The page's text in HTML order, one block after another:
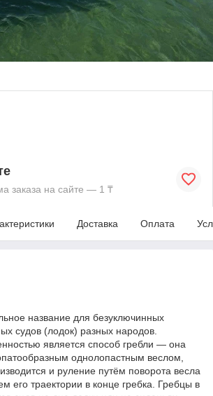
заказа на сайте — 1 ₸
Доставка Оплата
название для безуключинных
судов (лодок) разных народов.
является способ гребли — она
однолопастным веслом,
и руление путём поворота весла
его траектории в конце гребка. Гребцы в